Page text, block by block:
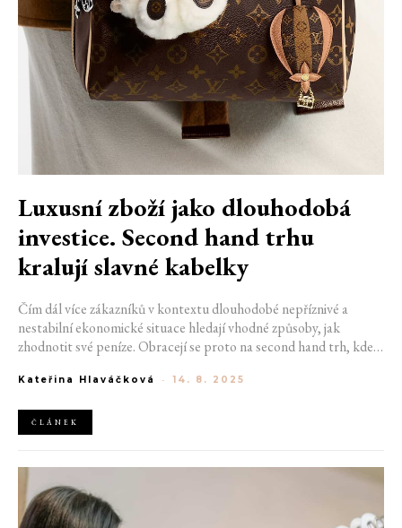
Luxusní zboží jako dlouhodobá
investice. Second hand trhu
kralují slavné kabelky
Čím dál více zákazníků v kontextu dlouhodobé nepříznivé a
nestabilní ekonomické situace hledají vhodné způsoby, jak
zhodnotit své peníze. Obracejí se proto na second hand trh, kde
modely patří ty z dílny značky Hermès. Na oblibě ale narůstají i
Kateřina Hlaváčková - 14. 8. 2025
ČLÁNEK